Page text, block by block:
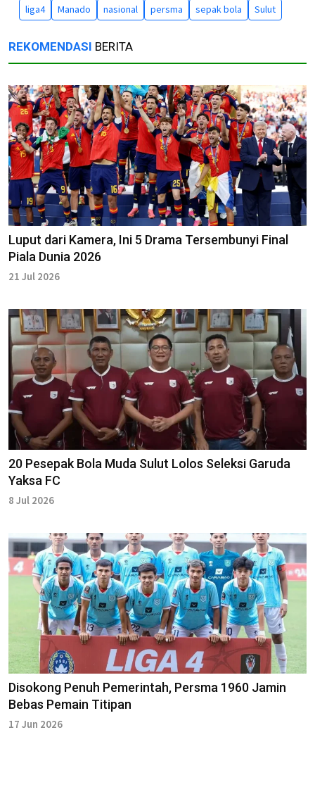
liga4 Manado nasional persma sepak bola Sulut
REKOMENDASI BERITA
Luput dari Kamera, Ini 5 Drama Tersembunyi Final
Piala Dunia 2026
21 Jul 2026
20 Pesepak Bola Muda Sulut Lolos Seleksi Garuda
Yaksa FC
8 Jul 2026
Disokong Penuh Pemerintah, Persma 1960 Jamin
Bebas Pemain Titipan
17 Jun 2026